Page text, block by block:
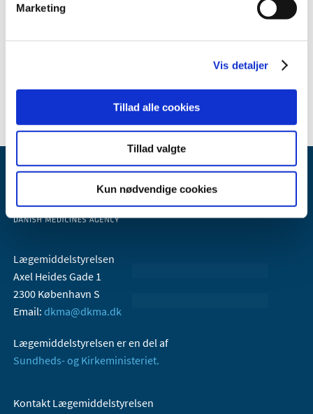
Marketing
Vis detaljer
Tillad alle cookies
Tillad valgte
Kun nødvendige cookies
juli (1)
2007 (3)
Lægemiddelstyrelsen
Axel Heides Gade 1
2300 København S
Email: dkma@dkma.dk
Lægemiddelstyrelsen er en del af
Sundheds- og Kirkeministeriet.
Kontakt Lægemiddelstyrelsen